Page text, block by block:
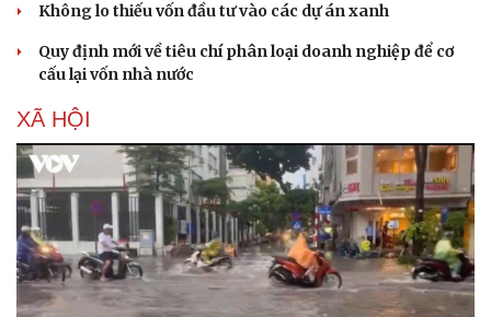
Không lo thiếu vốn đầu tư vào các dự án xanh
Quy định mới về tiêu chí phân loại doanh nghiệp để cơ
cấu lại vốn nhà nước
XÃ HỘI